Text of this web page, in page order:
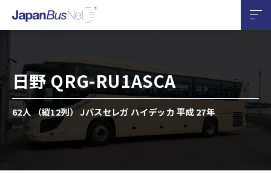
日野 QRG-RU1ASCA
62人 （縦12列） Jバスセレガ ハイデッカ 平成 27年